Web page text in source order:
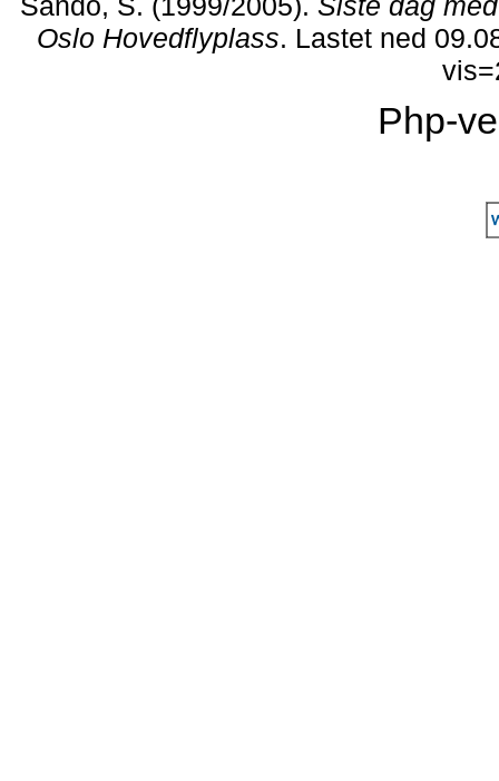
Oslo Hovedflyplass. Lastet ned
Php-